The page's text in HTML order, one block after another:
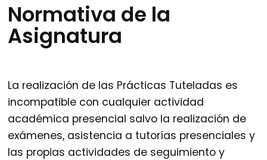
Normativa de la
Asignatura
La realización de las Prácticas Tuteladas es
incompatible con cualquier actividad
académica presencial salvo la realización de
exámenes, asistencia a tutorías presenciales y
las propias actividades de seguimiento y